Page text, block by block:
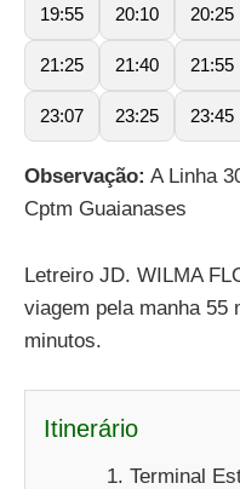
19:55 20:10 20:25
21:25 21:40 21:55
23:07 23:25 23:45
Observação: A Linha
Cptm Guaianases
Letreiro JD. WILMA
viagem pela manha 55
minutos.
Itinerário
Terminal